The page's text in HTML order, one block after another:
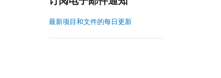
最新项目和文件的每日更新